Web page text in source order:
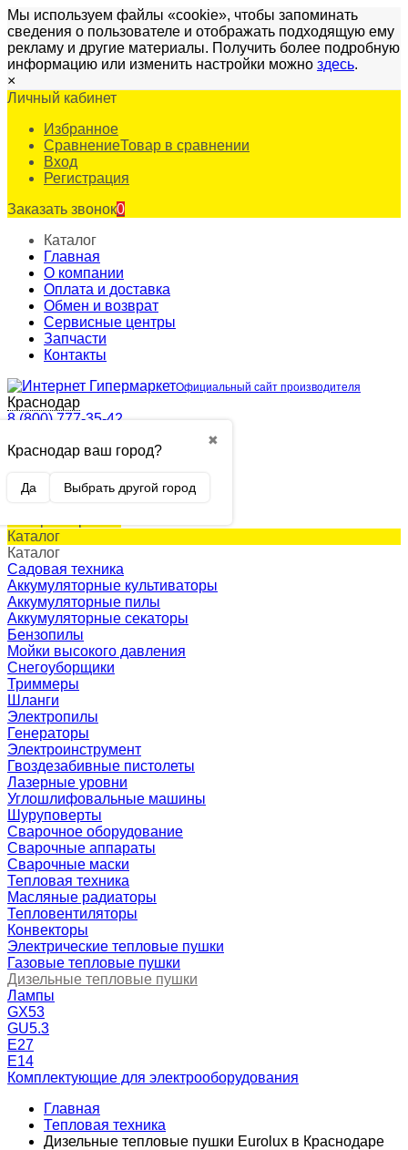
Мы используем файлы «cookie», чтобы запоминать
сведения о пользователе и отображать подходящую ему
рекламу и другие материалы. Получить более подробную
информацию или изменить настройки можно здесь.
×
Личный кабинет
Избранное
СравнениеТовар в сравнении
Вход
Регистрация
Заказать звонок0
Каталог
Главная
О компании
Оплата и доставка
Обмен и возврат
Сервисные центры
Запчасти
Контакты
Официальный сайт производителя
Краснодар
✖
Краснодар ваш город?
Да Выбрать другой город
8 (800) 777-35-42
0
0 p.
(пусто)
Каталог
Каталог
Садовая техника
Аккумуляторные культиваторы
Аккумуляторные пилы
Аккумуляторные секаторы
Бензопилы
Мойки высокого давления
Снегоуборщики
Триммеры
Шланги
Электропилы
Генераторы
Электроинструмент
Гвоздезабивные пистолеты
Лазерные уровни
Углошлифовальные машины
Шуруповерты
Сварочное оборудование
Сварочные аппараты
Сварочные маски
Тепловая техника
Масляные радиаторы
Тепловентиляторы
Конвекторы
Электрические тепловые пушки
Газовые тепловые пушки
Дизельные тепловые пушки
Лампы
GX53
GU5.3
Е27
Е14
Комплектующие для электрооборудования
Главная
Тепловая техника
Дизельные тепловые пушки Eurolux в Краснодаре